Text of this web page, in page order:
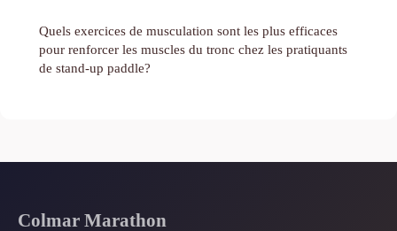
Quels exercices de musculation sont les plus efficaces
pour renforcer les muscles du tronc chez les pratiquants
de stand-up paddle?
Colmar Marathon